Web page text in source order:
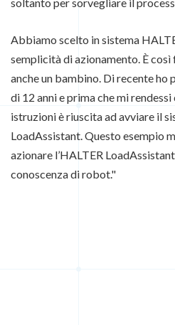
Abbiamo scelto in sistema
semplicità di azionamento. È
anche un bambino. Di recente
di 12 anni e prima che mi
istruzioni è riuscita ad avviare il
LoadAssistant. Questo esempio
azionare l’HALTER
conoscenza di robot."